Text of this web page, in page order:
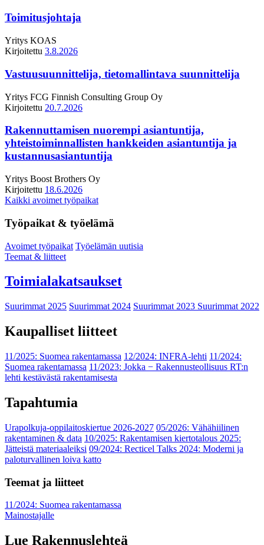
Toimitusjohtaja
Yritys KOAS
Kirjoitettu 3.8.2026
Vastuusuunnittelija, tietomallintava suunnittelija
Yritys FCG Finnish Consulting Group Oy
Kirjoitettu 20.7.2026
Rakennuttamisen nuorempi asiantuntija,
yhteistoiminnallisten hankkeiden asiantuntija ja
kustannusasiantuntija
Yritys Boost Brothers Oy
Kirjoitettu 18.6.2026
Kaikki avoimet työpaikat
Työpaikat & työelämä
Avoimet työpaikat Työelämän uutisia
Teemat & liitteet
Toimialakatsaukset
Suurimmat 2025 Suurimmat 2024 Suurimmat 2023 Suurimmat 2022
Kaupalliset liitteet
11/2025: Suomea rakentamassa 12/2024: INFRA-lehti 11/2024:
Suomea rakentamassa 11/2023: Jokka − Rakennusteollisuus RT:n
lehti kestävästä rakentamisesta
Tapahtumia
Urapolkuja-oppilaitoskiertue 2026-2027 05/2026: Vähähiilinen
rakentaminen & data 10/2025: Rakentamisen kiertotalous 2025:
Jätteistä materiaaleiksi 09/2024: Recticel Talks 2024: Moderni ja
paloturvallinen loiva katto
Teemat ja liitteet
11/2024: Suomea rakentamassa
Mainostajalle
Lue Rakennuslehteä